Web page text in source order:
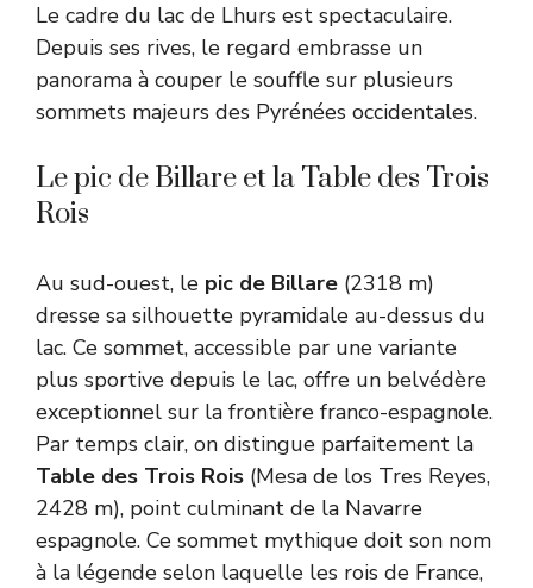
Le cadre du lac de Lhurs est spectaculaire.
Depuis ses rives, le regard embrasse un
panorama à couper le souffle sur plusieurs
sommets majeurs des Pyrénées occidentales.
Le pic de Billare et la Table des Trois
Rois
Au sud-ouest, le pic de Billare (2318 m)
dresse sa silhouette pyramidale au-dessus du
lac. Ce sommet, accessible par une variante
plus sportive depuis le lac, offre un belvédère
exceptionnel sur la frontière franco-espagnole.
Par temps clair, on distingue parfaitement la
Table des Trois Rois (Mesa de los Tres Reyes,
2428 m), point culminant de la Navarre
espagnole. Ce sommet mythique doit son nom
à la légende selon laquelle les rois de France,